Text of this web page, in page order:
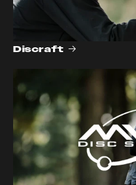
Discraft